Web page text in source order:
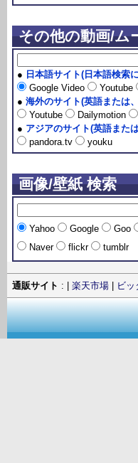
その他の動画/ム
● 日本語サイト(日本語検索
Google Video
Youtube
● 海外のサイト(英語または
Youtube
Dailymotion
● アジアのサイト(英語また
pandora.tv
youku
画像/壁紙 検索
Yahoo Google Goo
Naver
flickr tumblr
通販サイト : | 楽天市場 ビッ